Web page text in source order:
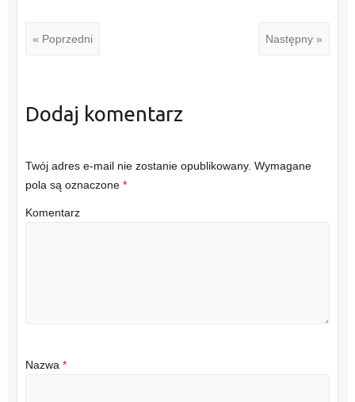
« Poprzedni Następny »
Dodaj komentarz
Twój adres e-mail nie zostanie opublikowany. Wymagane
pola są oznaczone *
Komentarz
Nazwa *